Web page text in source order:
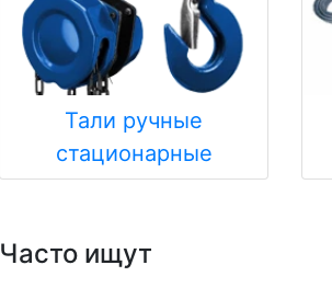
Тали ручные
стационарные
Часто ищут